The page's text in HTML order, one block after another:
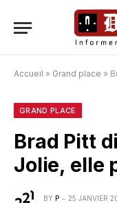
Accueil » Grand place »
GRAND PLACE
Brad Pitt
Jolie, elle
BY P 25 JANVIER